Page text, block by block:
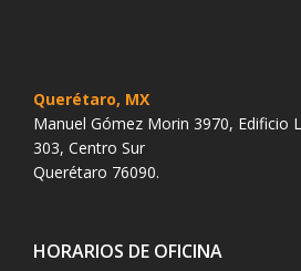
Querétaro, MX
Manuel Gómez Morin 3970, Edificio
303, Centro Sur
Querétaro 76090.
HORARIOS DE OFICINA